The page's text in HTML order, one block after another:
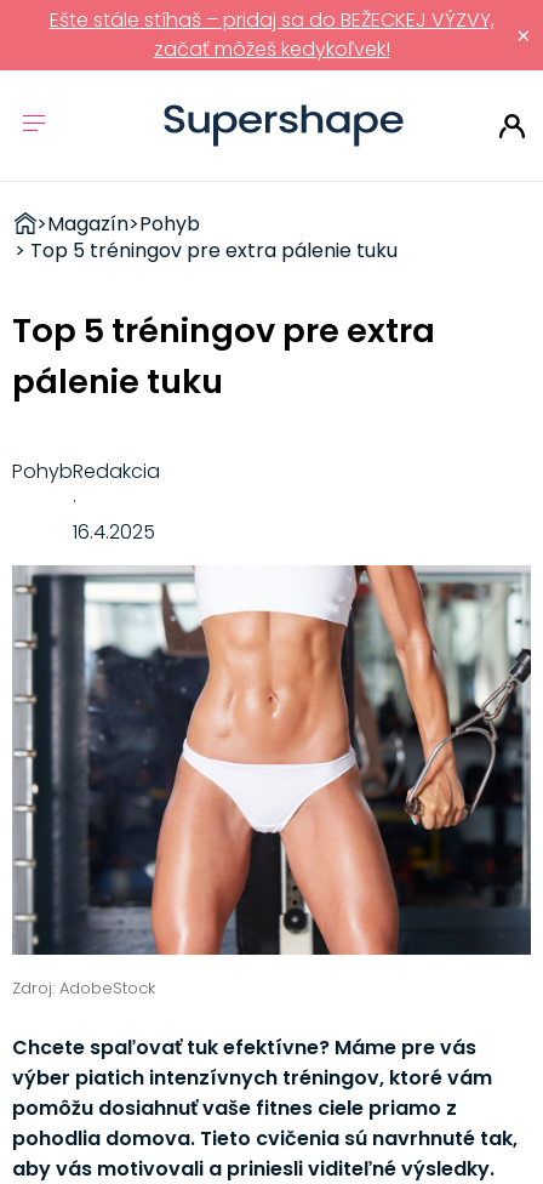
×
Ešte stále stíhaš – pridaj sa do BEŽECKEJ VÝZVY,
začať môžeš kedykoľvek!
ZDRAVÉ
RÝCHLOVKY
>Magazín>Pohyb
> Top 5 tréningov pre extra pálenie tuku
Top 5 tréningov pre extra
pálenie tuku
Zdroj: AdobeStock
Chcete spaľovať tuk efektívne? Máme pre vás
výber piatich intenzívnych tréningov, ktoré vám
pomôžu dosiahnuť vaše fitnes ciele priamo z
pohodlia domova. Tieto cvičenia sú navrhnuté tak,
aby vás motivovali a priniesli viditeľné výsledky.
PohybRedakcia
·
16.4.2025